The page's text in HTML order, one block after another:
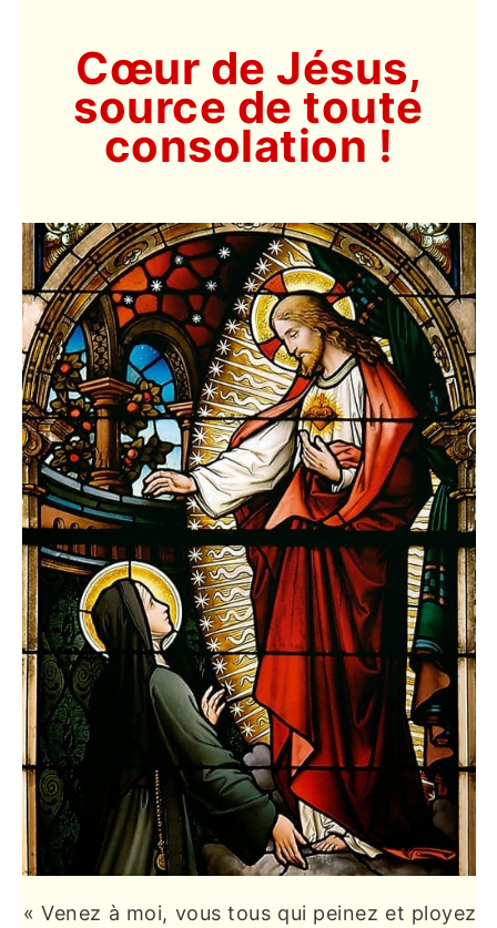
Cœur de Jésus,
source de toute
consolation !
« Venez à moi, vous tous qui peinez et ployez